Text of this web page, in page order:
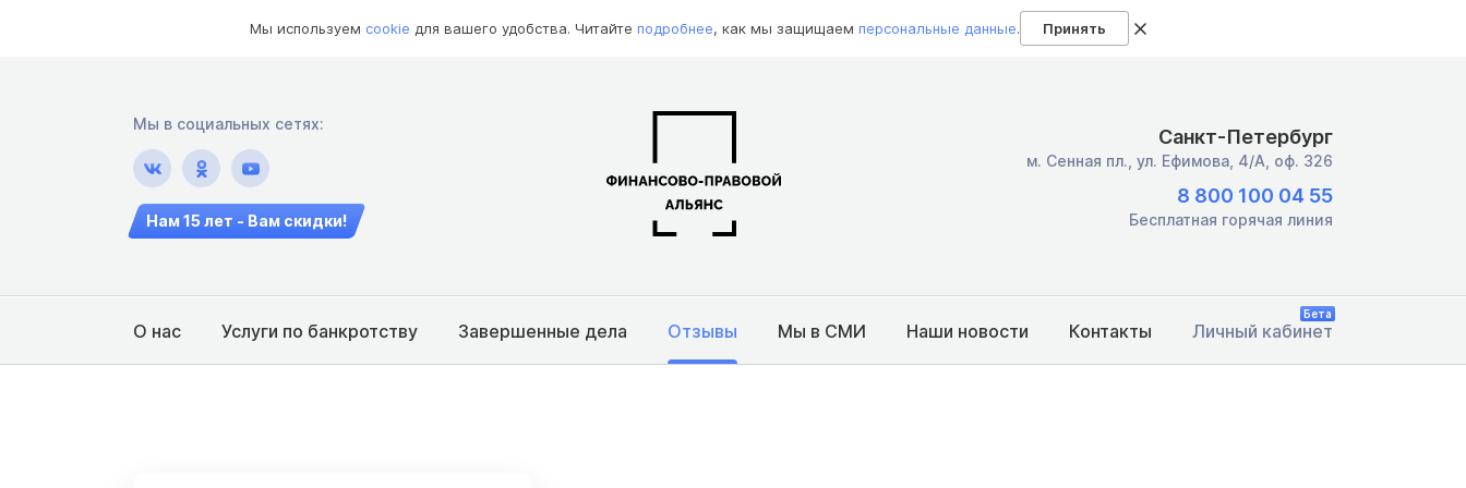
Мы используем cookie для вашего удобства. Читайте подробнее, как мы защищаем персональные данные. Принять
Мы в социальных сетях:
Нам 15 лет - Вам скидки!
Санкт-Петербург
м. Сенная пл., ул. Ефимова, 4/А, оф. 326
8 800 100 04 55
Бесплатная горячая линия
О нас Услуги по банкротству Завершенные дела Отзывы Мы в СМИ Наши новости Контакты Личный кабинет
Бета